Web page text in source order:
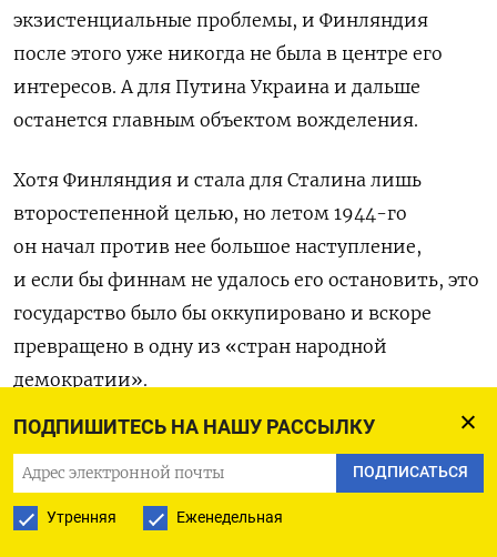
ПОДПИШИТЕСЬ НА НАШУ РАССЫЛКУ
ПОДПИСАТЬСЯ
Утренняя Еженедельная
экзистенциальные проблемы, и Финляндия
после этого уже никогда не была в центре его
интересов. А для Путина Украина и дальше
останется главным объектом вожделения.
Хотя Финляндия и стала для Сталина лишь
второстепенной целью, но летом 1944-го
он начал против нее большое наступление,
и если бы финнам не удалось его остановить, это
государство было бы оккупировано и вскоре
превращено в одну из «стран народной
демократии».
Финнов на этом этапе спасли, во-первых,
стойкость их армии, а во-вторых, непридание
Сталиным чрезмерного значения фронту против